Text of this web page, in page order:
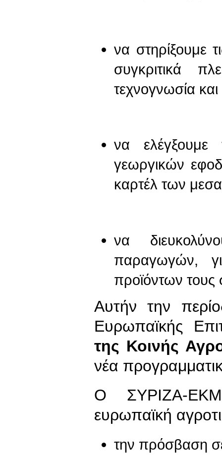
να στηρίξουμε
συγκριτικά
τεχνογνωσία και
να ελέγξουμε
γεωργικών
καρτέλ των
να
παραγωγών,
προϊόντων τους
Αυτήν την
Ευρωπαϊκής
της Κοινής
νέα
Ο ΣΥΡΙΖΑ-ΕΚΜ
ευρωπαϊκή
την πρόσβαση